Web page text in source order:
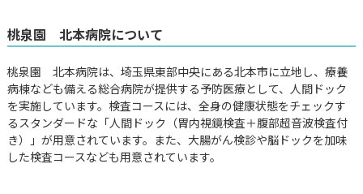
桃泉園 北本病院について
桃泉園 北本病院は、埼玉県東部中央にある北本市に立地し、療養
病棟なども備える総合病院が提供する予防医療として、人間ドック
を実施しています。検査コースには、全身の健康状態をチェックす
るスタンダードな「人間ドック（胃内視鏡検査＋腹部超音波検査付
き）」が用意されています。また、大腸がん検診や脳ドックを加味
した検査コースなども用意されています。